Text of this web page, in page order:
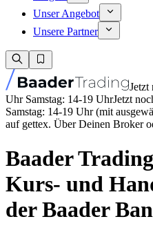
Unser Angebot
Unsere Partner
Jetzt
Uhr Samstag: 14-19 UhrJetzt
Samstag: 14-19 Uhr (mit
auf gettex. Über Deinen Broker
Baader
Kurs- und
der Baader